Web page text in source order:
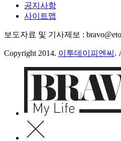
공지사항
사이트맵
보도자료 및 기사제보 :
Copyright 2014. 이투데이피엔씨 .